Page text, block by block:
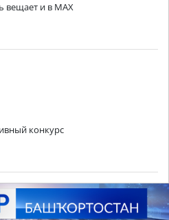
вещает и в MAX
конкурс